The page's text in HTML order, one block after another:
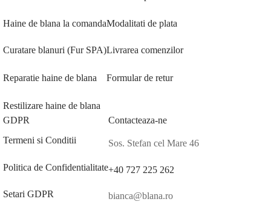
Haine de blana la comanda
Curatare blanuri (Fur SPA)
Reparatie haine de blana
Restilizare haine de blana
Modalitati de plata
Livrarea comenzilor
Formular de retur
GDPR
Termeni si Conditii
Politica de Confidentialitate
Setari GDPR
Contacteaza-ne
Sos. Stefan cel Mare 46
+40 727 225 262
bianca@blana.ro